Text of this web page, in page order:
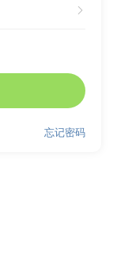

忘记密码